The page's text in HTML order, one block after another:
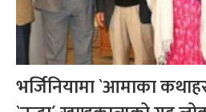
भर्जिनियामा `आमाका